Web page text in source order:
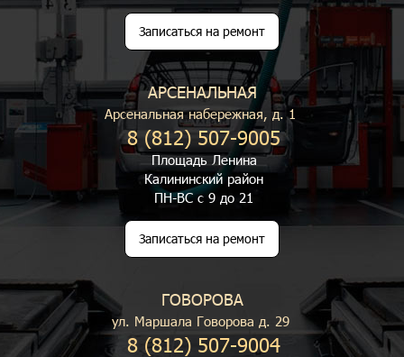
Записаться на ремонт
АРСЕНАЛЬНАЯ
Арсенальная набережная, д. 1
8 (812) 507-9005
Площадь Ленина
Калининский район
ПН-ВС с 9 до 21
Записаться на ремонт
ГОВОРОВА
ул. Маршала Говорова д. 29
8 (812) 507-9004